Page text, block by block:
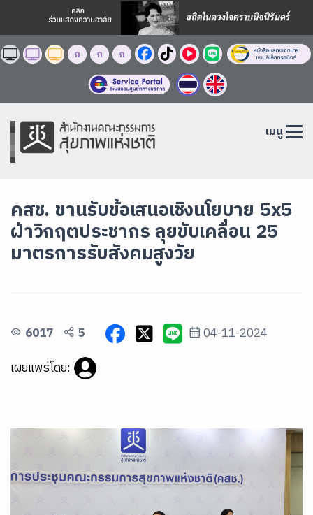
ก ก ก
เมนู
คสช. ขานรับข้อเสนอเชิงนโยบาย 5x5
ฝ่าวิกฤตประชากร ลุยขับเคลื่อน 25
มาตรการรับสังคมสูงวัย
6017 5
04-11-2024
เผยแพร่โดย: